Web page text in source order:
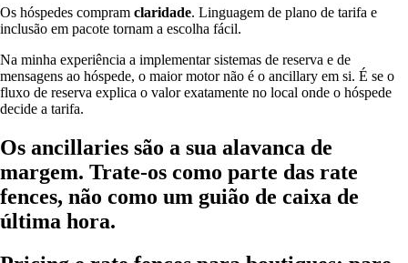
Os hóspedes compram claridade. Linguagem de plano de tarifa e
inclusão em pacote tornam a escolha fácil.
Na minha experiência a implementar sistemas de reserva e de
mensagens ao hóspede, o maior motor não é o ancillary em si. É se o
fluxo de reserva explica o valor exatamente no local onde o hóspede
decide a tarifa.
Os ancillaries são a sua alavanca de
margem. Trate-os como parte das rate
fences, não como um guião de caixa de
última hora.